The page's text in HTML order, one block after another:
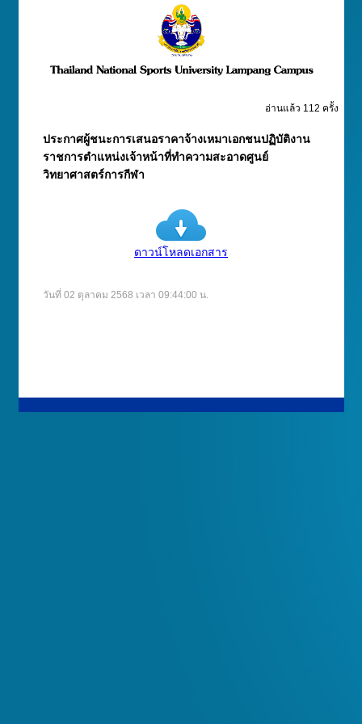
อ่านแล้ว 112 ครั้ง
ประกาศผู้ชนะการเสนอราคาจ้างเหมาเอกชนปฏิบัติงาน
ราชการตำแหน่งเจ้าหน้าที่ทำความสะอาดศูนย์
วิทยาศาสตร์การกีฬา
ดาวน์โหลดเอกสาร
วันที่ 02 ตุลาคม 2568 เวลา 09:44:00 น.